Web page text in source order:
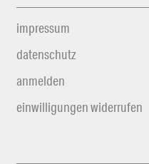
impressum
datenschutz
anmelden
einwilligungen widerrufen